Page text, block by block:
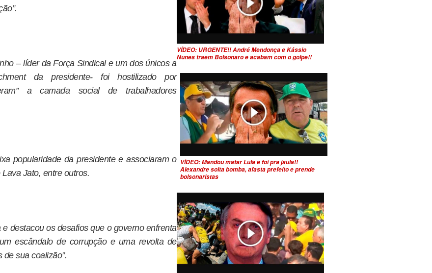
– líder da Força Sindical e um dos únicos a
da presidente- foi hostilizado por
a camada social de trabalhadores
popularidade da presidente e associaram o
Jato, entre outros.
destacou os desafios que o governo enfrenta
escândalo de corrupção e uma revolta de
sua coalizão”.
VÍDEO: URGENTE!! André Mendonça e Kássio
Nunes traem Bolsonaro e acabam com o golpe!!
VÍDEO: Mandou matar Lula e foi pra jaula!!
Alexandre solta bomba, afasta prefeito e prende
bolsonaristas